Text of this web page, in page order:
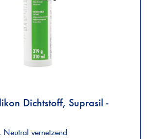
Dichtstoff, Suprasil -
Neutral vernetzend